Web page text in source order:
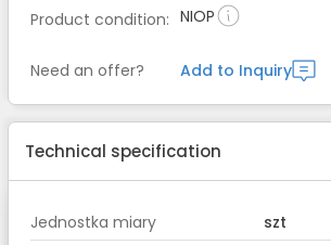
Product condition: NIOP
Need an offer? Add to Inquiry
Technical specification
Jednostka miary
szt